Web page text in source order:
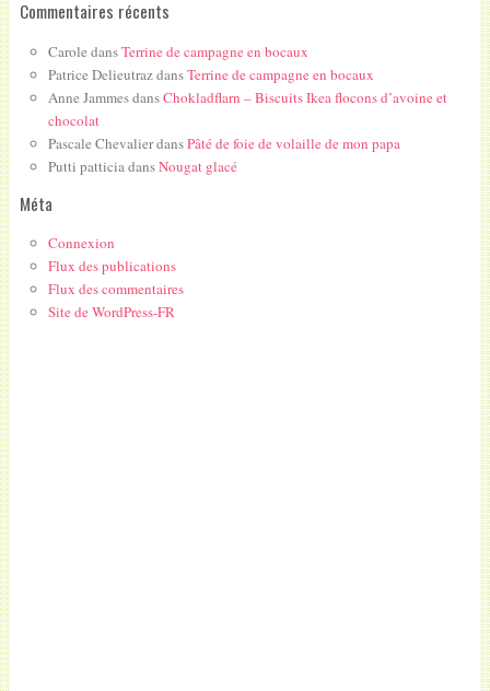
Commentaires récents
Carole dansTerrine de campagne en bocaux
Patrice DelieutrazdansTerrine de campagne en bocaux
Anne JammesdansChokladflarn – Biscuits Ikea flocons d’avoine et
chocolat
Pascale ChevalierdansPâté de foie de volaille de mon papa
Putti patticiadansNougat glacé
Méta
Connexion
Flux des publications
Flux des commentaires
Site de WordPress-FR